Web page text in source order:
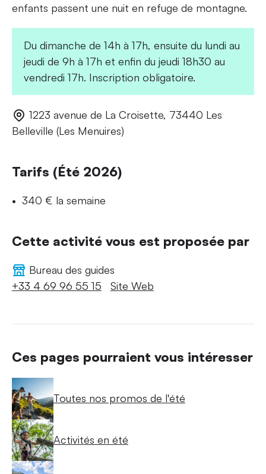
enfants passent une nuit en refuge de montagne.
Du dimanche de 14h à 17h, ensuite du lundi au
jeudi de 9h à 17h et enfin du jeudi 18h30 au
vendredi 17h. Inscription obligatoire.
1223 avenue de La Croisette, 73440 Les
Belleville (Les Menuires)
Tarifs (Été 2026)
340 € la semaine
Cette activité vous est proposée par
Bureau des guides
+33 4 69 96 55 15
Site Web
Ces pages pourraient vous intéresser
Toutes nos promos de l'été
Activités en été